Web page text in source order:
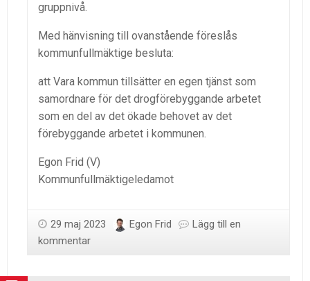
gruppnivå.
Med hänvisning till ovanstående föreslås
kommunfullmäktige besluta:
att Vara kommun tillsätter en egen tjänst som
samordnare för det drogförebyggande arbetet
som en del av det ökade behovet av det
förebyggande arbetet i kommunen.
Egon Frid (V)
Kommunfullmäktigeledamot
29 maj 2023 Egon Frid
Lägg till en
kommentar